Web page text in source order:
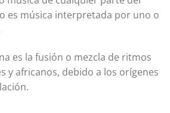
es música interpretada por uno o
es la fusión o mezcla de ritmos
y africanos, debido a los orígenes